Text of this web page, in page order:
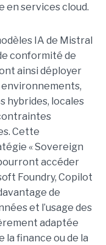
en services cloud.
IA de Mistral
conformité de
ainsi déployer
hybrides, locales
Cette
« Sovereign
accéder
Foundry, Copilot
de
et l’usage des
adaptée
la finance ou de la